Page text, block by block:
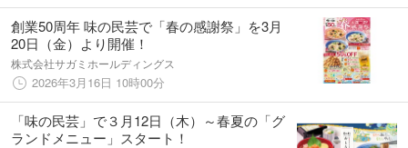
創業50周年 味の民芸で「春の感謝祭」を3月
20日（金）より開催！
株式会社サガミホールディングス
2026年3月16日 10時00分
「味の民芸」で３月12日（木）～春夏の「グ
ランドメニュー」スタート！